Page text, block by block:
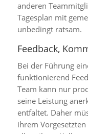
anderen
Tagesplan mit
unbedingt ratsam.
Feedback,
Bei der Führung
funktionierend
Team kann nur
seine Leistung
entfaltet. Daher
ihrem